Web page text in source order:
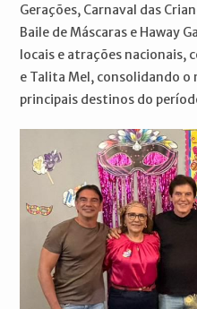
Gerações, Carnaval das
Baile de Máscaras e Haway
locais e atrações nacionais,
e Talita Mel, consolidando o
principais destinos do